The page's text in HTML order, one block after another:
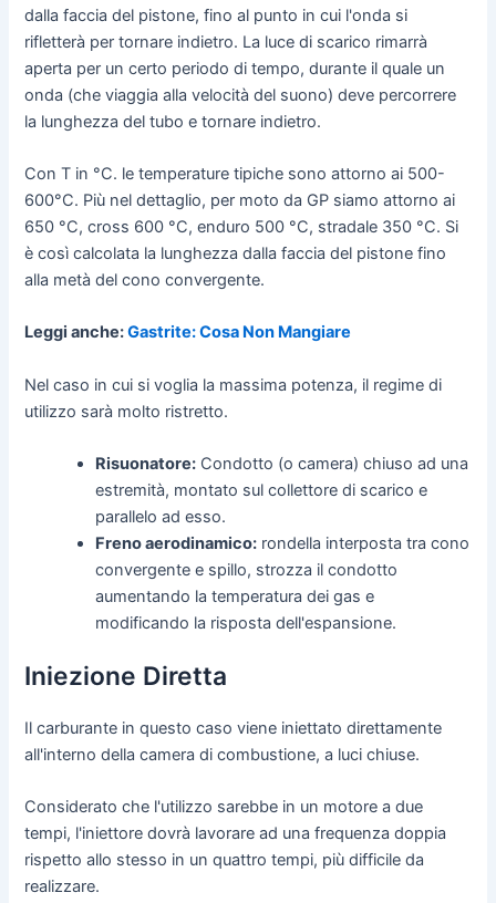
dalla faccia del pistone, fino al punto in cui l'onda si
rifletterà per tornare indietro. La luce di scarico rimarrà
aperta per un certo periodo di tempo, durante il quale un
onda (che viaggia alla velocità del suono) deve percorrere
la lunghezza del tubo e tornare indietro.
Con T in °C. le temperature tipiche sono attorno ai 500-
600°C. Più nel dettaglio, per moto da GP siamo attorno ai
650 °C, cross 600 °C, enduro 500 °C, stradale 350 °C. Si
è così calcolata la lunghezza dalla faccia del pistone fino
alla metà del cono convergente.
Leggi anche:Gastrite: Cosa Non Mangiare
Nel caso in cui si voglia la massima potenza, il regime di
utilizzo sarà molto ristretto.
Risuonatore: Condotto (o camera) chiuso ad una
estremità, montato sul collettore di scarico e
parallelo ad esso.
Freno aerodinamico: rondella interposta tra cono
convergente e spillo, strozza il condotto
aumentando la temperatura dei gas e
modificando la risposta dell'espansione.
Iniezione Diretta
Il carburante in questo caso viene iniettato direttamente
all'interno della camera di combustione, a luci chiuse.
Considerato che l'utilizzo sarebbe in un motore a due
tempi, l'iniettore dovrà lavorare ad una frequenza doppia
rispetto allo stesso in un quattro tempi, più difficile da
realizzare.